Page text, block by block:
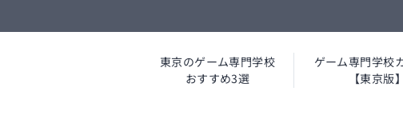
東京のゲーム専門学校
おすすめ3選
ゲーム専門学校
【東京版】